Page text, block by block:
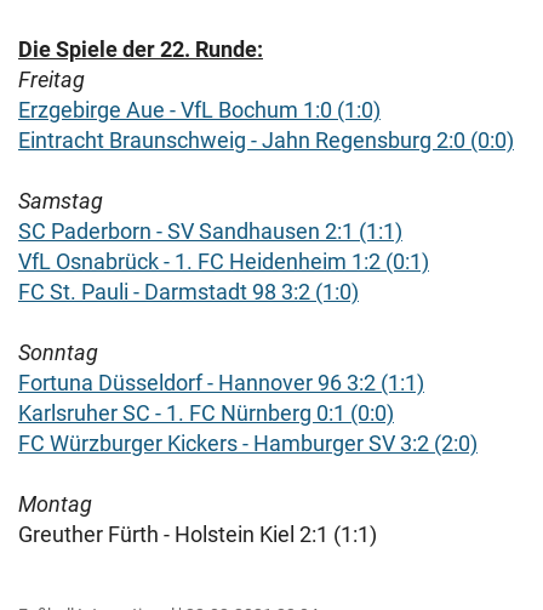
Die Spiele der 22. Runde:
Freitag
Erzgebirge Aue - VfL Bochum 1:0 (1:0)
Eintracht Braunschweig - Jahn Regensburg 2:0 (0:0)
Samstag
SC Paderborn - SV Sandhausen 2:1 (1:1)
VfL Osnabrück - 1. FC Heidenheim 1:2 (0:1)
FC St. Pauli - Darmstadt 98 3:2 (1:0)
Sonntag
Fortuna Düsseldorf - Hannover 96 3:2 (1:1)
Karlsruher SC - 1. FC Nürnberg 0:1 (0:0)
FC Würzburger Kickers - Hamburger SV 3:2 (2:0)
Montag
Greuther Fürth - Holstein Kiel 2:1 (1:1)